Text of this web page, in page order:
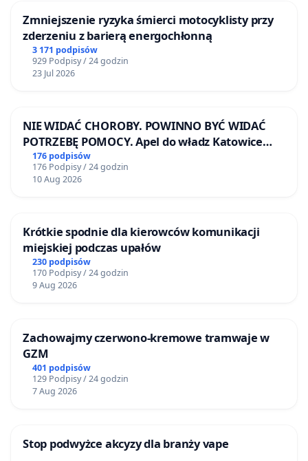
Zmniejszenie ryzyka śmierci motocyklisty przy
zderzeniu z barierą energochłonną
3 171 podpisów
929 Podpisy / 24 godzin
23 Jul 2026
NIE WIDAĆ CHOROBY. POWINNO BYĆ WIDAĆ
POTRZEBĘ POMOCY. Apel do władz Katowice
Airport o przystąpienie do programu HIDDEN
DISABILITIES SUNFLOWER – SŁONECZNIK –
UKRYTE NIEPEŁNOSPRAWNOŚCI
176 podpisów
176 Podpisy / 24 godzin
10 Aug 2026
Krótkie spodnie dla kierowców komunikacji
miejskiej podczas upałów
230 podpisów
170 Podpisy / 24 godzin
9 Aug 2026
Zachowajmy czerwono-kremowe tramwaje w
GZM
401 podpisów
129 Podpisy / 24 godzin
7 Aug 2026
Stop podwyżce akcyzy dla branży vape